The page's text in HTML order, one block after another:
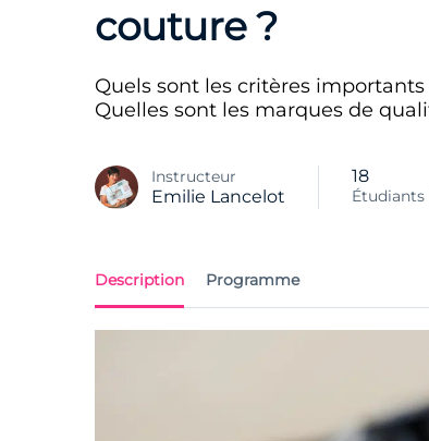
couture ?
Quels sont les critères
Quelles sont les marques de
Instructeur
Emilie Lancelot
18
Étudiants
Description Programme